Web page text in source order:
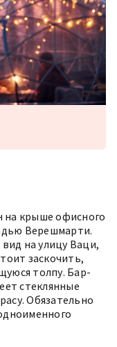
на крыше офисного
Верешмарти.
на улицу Ваци,
заскочить,
толпу. Бар-
стеклянные
Обязательно